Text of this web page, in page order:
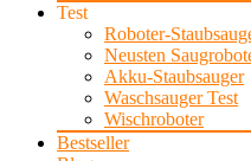
Test
Roboter-
Neusten
Akku-Staubsauger
Waschsauger Test
Wischroboter
Bestseller